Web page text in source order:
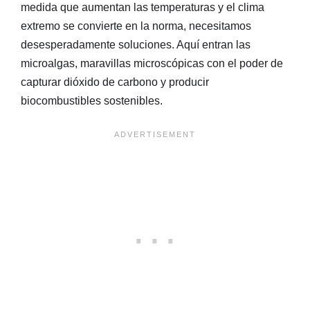
medida que aumentan las temperaturas y el clima
extremo se convierte en la norma, necesitamos
desesperadamente soluciones. Aquí entran las
microalgas, maravillas microscópicas con el poder de
capturar dióxido de carbono y producir
biocombustibles sostenibles.